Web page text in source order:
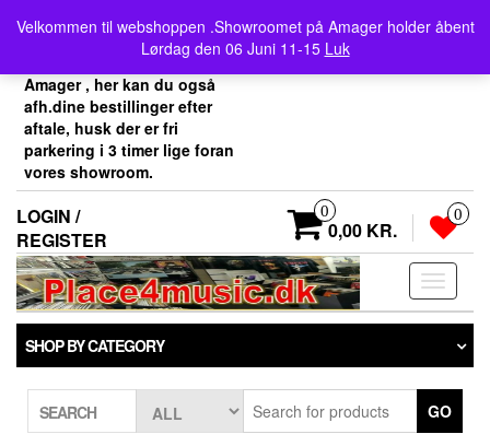
content
Velkommen til webshoppen .Showroomet på Amager holder åbent
Lørdag den 06 Juni 11-15 Luk
Velkommen her i
Place4music`s webshop .
Vores showroom ligger på
Amager , her kan du også
afh.dine bestillinger efter
aftale, husk der er fri
parkering i 3 timer lige foran
vores showroom.
LOGIN /
REGISTER
0
0,00 KR.
0
Toggle
SHOP BY CATEGORY
SEARCH GO